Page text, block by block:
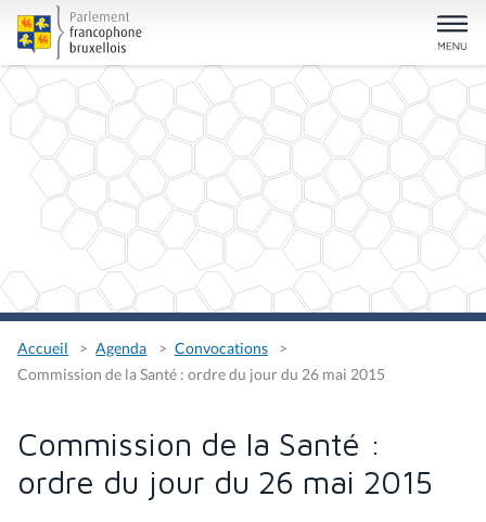
Accueil Agenda
Convocations
Commission de la Santé : ordre du jour du 26 mai 2015
Commission de la Santé :
ordre du jour du 26 mai 2015